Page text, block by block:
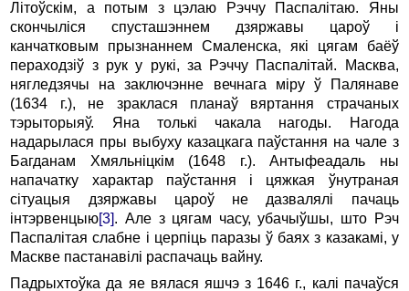
Літоўскім, а потым з цэлаю Рэччу Паспалітаю. Яны
скончыліся спусташэннем дзяржавы цароў і
канчатковым прызнаннем Смаленска, які цягам баёў
пераходзіў з рук у рукі, за Рэччу Паспалітай. Масква,
нягледзячы на заключэнне вечнага міру ў Палянаве
(1634 г.), не зраклася планаў вяртання страчаных
тэрыторыяў. Яна толькі чакала нагоды. Нагода
надарылася пры выбуху казацкага паўстання на чале з
Багданам Хмяльніцкім (1648 г.). Антыфеадаль ны
напачатку характар паўстання і цяжкая ўнутраная
сітуацыя дзяржавы цароў не дазвалялі пачаць
інтэрвенцыю[3]. Але з цягам часу, убачыўшы, што Рэч
Паспалітая слабне і церпіць паразы ў баях з казакамі, у
Маскве пастанавілі распачаць вайну.
Падрыхтоўка да яе вялася яшчэ з 1646 г., калі пачаўся